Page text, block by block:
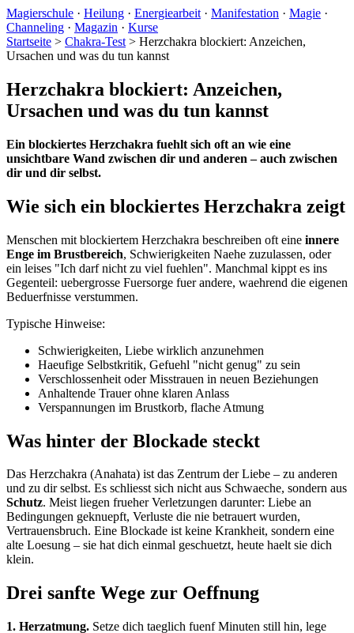
Magierschule · Heilung · Energiearbeit · Manifestation · Magie ·
Channeling · Magazin · Kurse
Startseite > Chakra-Test > Herzchakra blockiert: Anzeichen,
Ursachen und was du tun kannst
Herzchakra blockiert: Anzeichen,
Ursachen und was du tun kannst
Ein blockiertes Herzchakra fuehlt sich oft an wie eine
unsichtbare Wand zwischen dir und anderen – auch zwischen
dir und dir selbst.
Wie sich ein blockiertes Herzchakra zeigt
Menschen mit blockiertem Herzchakra beschreiben oft eine innere
Enge im Brustbereich, Schwierigkeiten Naehe zuzulassen, oder
ein leises "Ich darf nicht zu viel fuehlen". Manchmal kippt es ins
Gegenteil: uebergrosse Fuersorge fuer andere, waehrend die eigenen
Beduerfnisse verstummen.
Typische Hinweise:
Schwierigkeiten, Liebe wirklich anzunehmen
Haeufige Selbstkritik, Gefuehl "nicht genug" zu sein
Verschlossenheit oder Misstrauen in neuen Beziehungen
Anhaltende Trauer ohne klaren Anlass
Verspannungen im Brustkorb, flache Atmung
Was hinter der Blockade steckt
Das Herzchakra (Anahata) ist das Zentrum der Liebe – zu anderen
und zu dir selbst. Es schliesst sich nicht aus Schwaeche, sondern aus
Schutz. Meist liegen frueher Verletzungen darunter: Liebe an
Bedingungen geknuepft, Verluste die nie betrauert wurden,
Vertrauensbruch. Eine Blockade ist keine Krankheit, sondern eine
alte Loesung – sie hat dich einmal geschuetzt, heute haelt sie dich
klein.
Drei sanfte Wege zur Oeffnung
1. Herzatmung. Setze dich taeglich fuenf Minuten still hin, lege